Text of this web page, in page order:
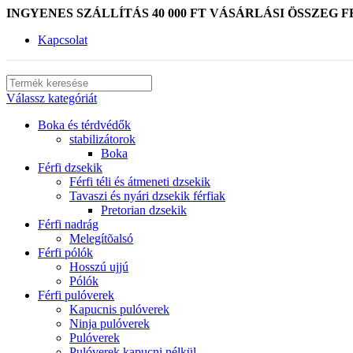
INGYENES SZÁLLÍTÁS 40 000 FT VÁSÁRLÁSI ÖSSZEG
Kapcsolat
Válassz kategóriát
Boka és térdvédők
stabilizátorok
Boka
Férfi dzsekik
Férfi téli és átmeneti dzsekik
Tavaszi és nyári dzsekik férfiak
Pretorian dzsekik
Férfi nadrág
Melegítõalsó
Férfi pólók
Hosszú ujjú
Pólók
Férfi pulóverek
Kapucnis pulóverek
Ninja pulóverek
Pulóverek